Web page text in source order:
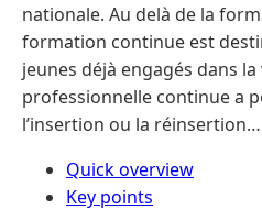
nationale. Au delà de la
formation continue est
jeunes déjà engagés dans
professionnelle continue a
l’insertion ou la réinsertion…
Quick overview
Key points